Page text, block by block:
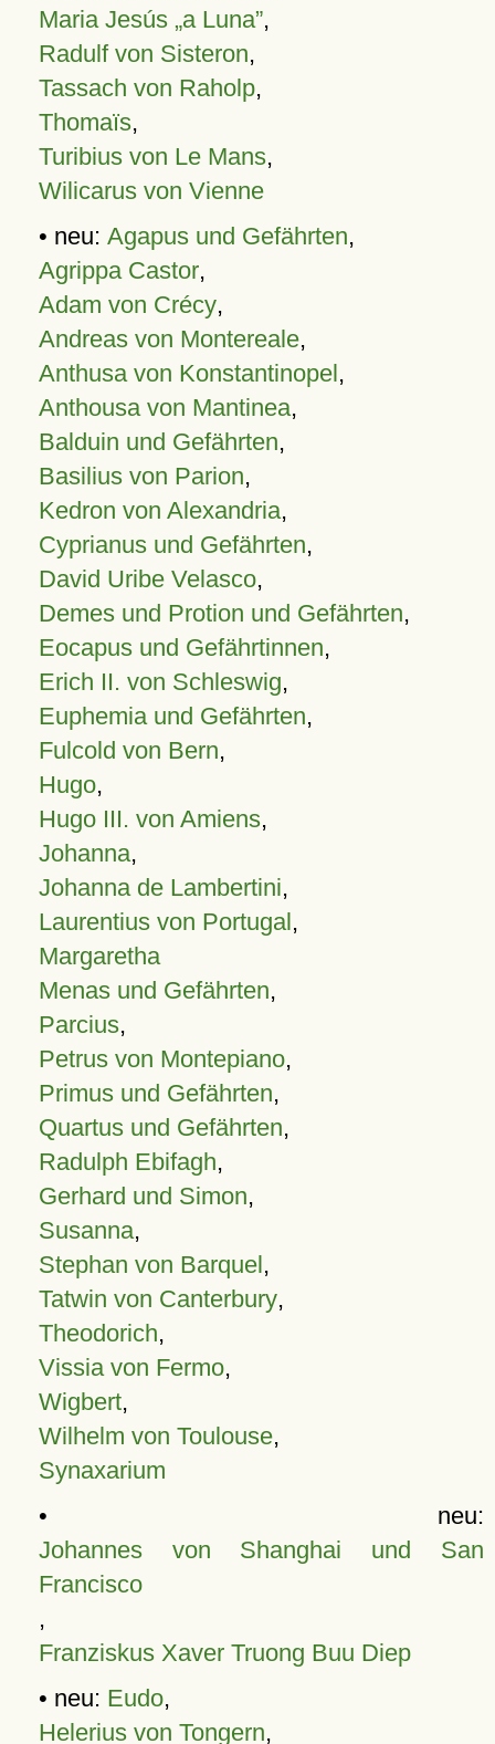
Maria Jesús „a Luna”,
Radulf von Sisteron,
Tassach von Raholp,
Thomaïs,
Turibius von Le Mans,
Wilicarus von Vienne
• neu: Agapus und Gefährten,
Agrippa Castor,
Adam von Crécy,
Andreas von Montereale,
Anthusa von Konstantinopel,
Anthousa von Mantinea,
Balduin und Gefährten,
Basilius von Parion,
Kedron von Alexandria,
Cyprianus und Gefährten,
David Uribe Velasco,
Demes und Protion und Gefährten,
Eocapus und Gefährtinnen,
Erich II. von Schleswig,
Euphemia und Gefährten,
Fulcold von Bern,
Hugo,
Hugo III. von Amiens,
Johanna,
Johanna de Lambertini,
Laurentius von Portugal,
Margaretha
Menas und Gefährten,
Parcius,
Petrus von Montepiano,
Primus und Gefährten,
Quartus und Gefährten,
Radulph Ebifagh,
Gerhard und Simon,
Susanna,
Stephan von Barquel,
Tatwin von Canterbury,
Theodorich,
Vissia von Fermo,
Wigbert,
Wilhelm von Toulouse,
Synaxarium
• neu:
Johannes von Shanghai und San
Francisco
,
Franziskus Xaver Truong Buu Diep
• neu: Eudo,
Helerius von Tongern,